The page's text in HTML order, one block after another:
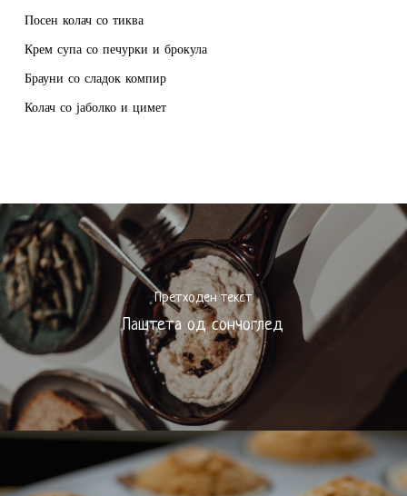
Посен колач со тиква
Крем супа со печурки и брокула
Брауни со сладок компир
Колач со јаболко и цимет
Претходен текст
Паштета од сончоглед